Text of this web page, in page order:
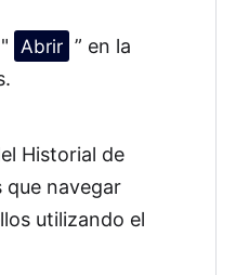
Abrir ” en la
Historial de
que navegar
utilizando el